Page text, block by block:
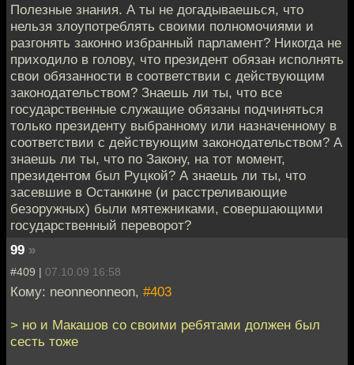
Полезные знания. А ты не догадываешься, что
нельзя злоупотреблять своими полномочиями и
разгонять законно избранный парламент? Никогда не
приходило в голову, что президент обязан исполнять
свои обязанности в соответствии с действующим
законодательством? Знаешь ли ты, что все
государственные служащие обязаны подчиняться
только президенту выбранному или назначенному в
соответствии с действующим законодательством? А
знаешь ли ты, что по Закону, на тот момент,
президентом был Руцкой? А знаешь ли ты, что
засевшие в Останкине (и расстреливающие
безоружных) были мятежниками, совершающими
государственный переворот?
99 »
#409 | 07.10.09 16:58
Кому: neonneonneon, #403
> но и Макашов со своими ребятами должен был
сесть тоже